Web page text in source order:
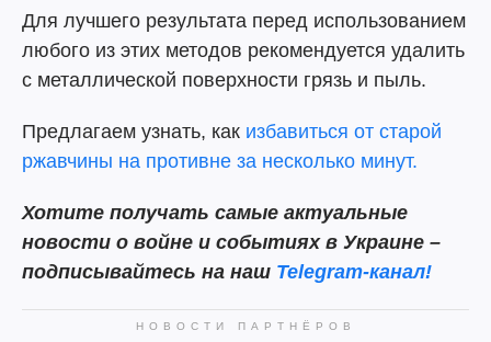
Для лучшего результата перед использованием
любого из этих методов рекомендуется удалить
с металлической поверхности грязь и пыль.
Предлагаем узнать, как избавиться от старой
ржавчины на противне за несколько минут.
Хотите получать самые актуальные
новости о войне и событиях в Украине –
подписывайтесь на наш Telegram-канал!